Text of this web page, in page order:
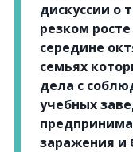
дискуссии о
резком
середине
семьях
дела с
учебных
заражения и